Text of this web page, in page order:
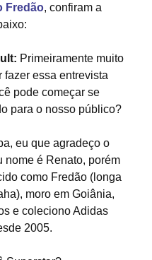
Fredão, confiram a
Primeiramente muito
fazer essa entrevista
pode começar se
para o nosso público?
eu que agradeço o
nome é Renato, porém
como Fredão (longa
moro em Goiânia,
e coleciono Adidas
2005.